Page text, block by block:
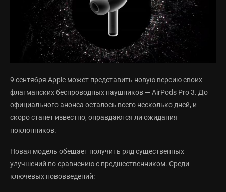
9 сентября Apple может представить новую версию своих
флагманских беспроводных наушников — AirPods Pro 3. До
официального анонса осталось всего несколько дней, и
скоро станет известно, оправдаются ли ожидания
поклонников.
Новая модель обещает получить ряд существенных
улучшений по сравнению с предшественником. Среди
ключевых нововведений: